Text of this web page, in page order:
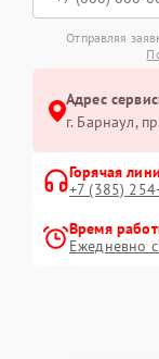
Отправляя
Адрес
г. Барнаул,
Горячая
+7 (385)
Время
Ежедневно